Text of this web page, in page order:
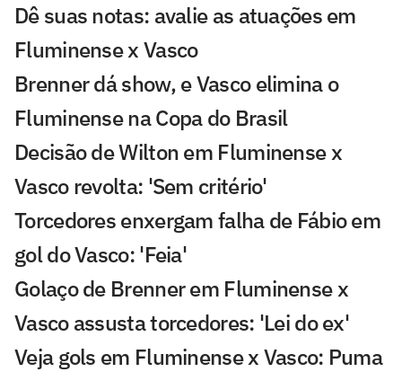
Dê suas notas: avalie as atuações em
Fluminense x Vasco
Brenner dá show, e Vasco elimina o
Fluminense na Copa do Brasil
Decisão de Wilton em Fluminense x
Vasco revolta: 'Sem critério'
Torcedores enxergam falha de Fábio em
gol do Vasco: 'Feia'
Golaço de Brenner em Fluminense x
Vasco assusta torcedores: 'Lei do ex'
Veja gols em Fluminense x Vasco: Puma